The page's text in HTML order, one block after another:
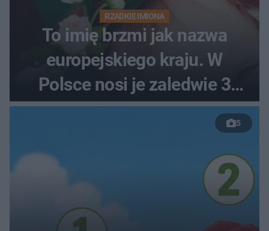
RZADKIE IMIONA
To imię brzmi jak nazwa
europejskiego kraju. W
Polsce nosi je zaledwie 3
kobiety
5